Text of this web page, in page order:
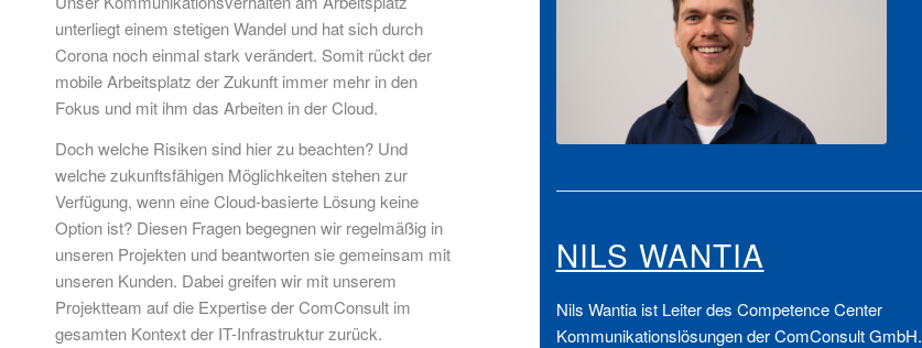
unterliegt einem stetigen Wandel und hat sich durch
Corona noch einmal stark verändert. Somit rückt der
mobile Arbeitsplatz der Zukunft immer mehr in den
Fokus und mit ihm das Arbeiten in der Cloud.
Doch welche Risiken sind hier zu beachten? Und
welche zukunftsfähigen Möglichkeiten stehen zur
Verfügung, wenn eine Cloud-basierte Lösung keine
Option ist? Diesen Fragen begegnen wir regelmäßig in
unseren Projekten und beantworten sie gemeinsam mit
unseren Kunden. Dabei greifen wir mit unserem
Projektteam auf die Expertise der ComConsult im
gesamten Kontext der IT-Infrastruktur zurück.
NILS WANTIA
Nils Wantia ist Leiter des Competence Center
Kommunikationslösungen der ComConsult GmbH.